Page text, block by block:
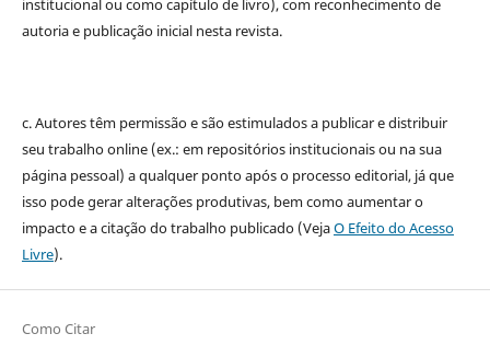
institucional ou como capítulo de livro), com reconhecimento de
autoria e publicação inicial nesta revista.
c. Autores têm permissão e são estimulados a publicar e distribuir
seu trabalho online (ex.: em repositórios institucionais ou na sua
página pessoal) a qualquer ponto após o processo editorial, já que
isso pode gerar alterações produtivas, bem como aumentar o
impacto e a citação do trabalho publicado (VejaO Efeito do Acesso
Livre).
Como Citar